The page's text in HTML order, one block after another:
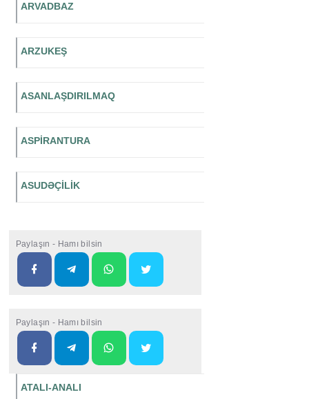
ARVADBAZ
ARZUKEŞ
ASANLAŞDIRILMAQ
ASPİRANTURA
ASUDƏÇİLİK
Paylaşın - Hamı bilsin
Paylaşın - Hamı bilsin
ATALI-ANALI